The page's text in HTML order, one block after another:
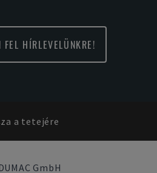
FEL HÍRLEVELÜNKRE!
a tetejére
GmbH